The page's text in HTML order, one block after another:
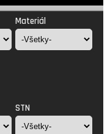
Materiál
STN